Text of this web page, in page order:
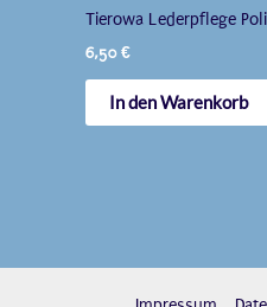
Tierowa Lederpflege
6,50 €
In den Warenkorb